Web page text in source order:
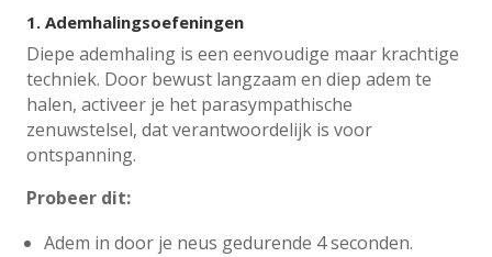
1.Ademhalingsoefeningen
Diepe ademhaling is een eenvoudige maar krachtige
techniek. Door bewust langzaam en diep adem te
halen, activeer je het parasympathische
zenuwstelsel, dat verantwoordelijk is voor
ontspanning.
Probeer dit:
Adem in door je neus gedurende 4 seconden.